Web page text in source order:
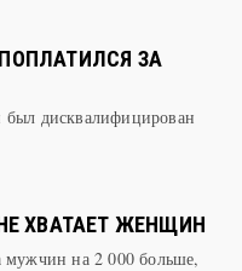
ЗА
дисквалифицирован
ХВАТАЕТ ЖЕНЩИН